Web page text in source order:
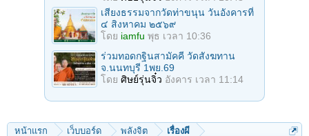
เสียงธรรมจากวัดท่าขนุน วันอังคารที่
๔ สิงหาคม ๒๕๖๙
โดย iamfu พุธ เวลา 10:36
ร่วมทอดกฐินสามัคคี วัดสังฆทาน
จ.นนทบุรี 1พย.69
โดย ศิษย์รุ่นจิ๋ว อังคาร เวลา 11:14
หน้าแรก เว็บบอร์ด พลังจิต เรื่องผี